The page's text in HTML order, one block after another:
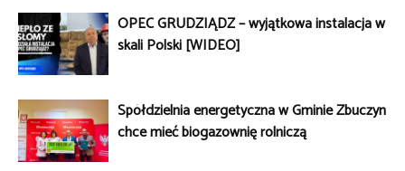
OPEC GRUDZIĄDZ – wyjątkowa instalacja w
skali Polski [WIDEO]
Spółdzielnia energetyczna w Gminie Zbuczyn
chce mieć biogazownię rolniczą